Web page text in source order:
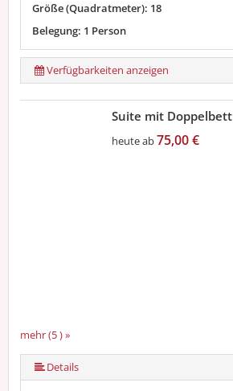
Größe (Quadratmeter): 18
Belegung: 1 Person
Verfügbarkeiten anzeigen
mehr (5 ) »
mehr (5 ) »
Suite mit Doppelbett
heute ab75,00 €
Details